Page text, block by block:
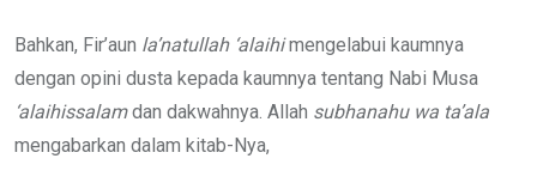
Bahkan, Fir’aun la’natullah ‘alaihimengelabui kaumnya
dengan opini dusta kepada kaumnya tentang Nabi Musa
‘alaihissalamdan dakwahnya. Allah subhanahu wa ta’ala
mengabarkan dalam kitab-Nya,